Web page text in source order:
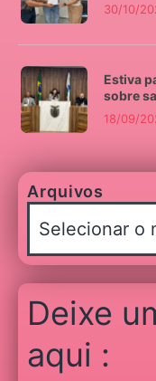
30/10/
Estiva
sobre
18/09/
Arquivos
Deixe
aqui :